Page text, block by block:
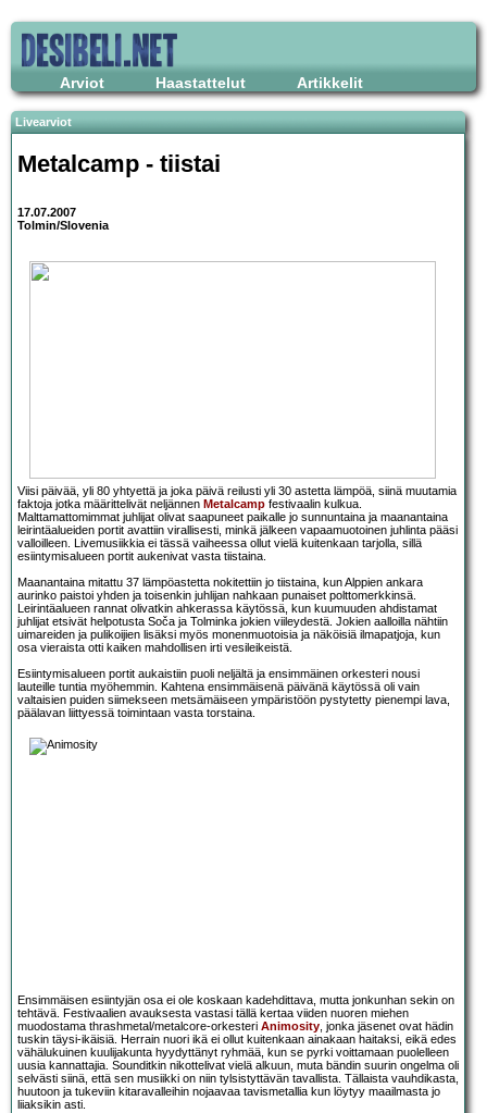
Arviot Haastattelut Artikkelit
Livearviot
Metalcamp - tiistai
17.07.2007
Tolmin/Slovenia
Viisi päivää, yli 80 yhtyettä ja joka päivä reilusti yli 30 astetta lämpöä, siinä muutamia
faktoja jotka määrittelivät neljännen Metalcamp festivaalin kulkua.
Malttamattomimmat juhlijat olivat saapuneet paikalle jo sunnuntaina ja maanantaina
leirintäalueiden portit avattiin virallisesti, minkä jälkeen vapaamuotoinen juhlinta pääsi
valloilleen. Livemusiikkia ei tässä vaiheessa ollut vielä kuitenkaan tarjolla, sillä
esiintymisalueen portit aukenivat vasta tiistaina.
Maanantaina mitattu 37 lämpöastetta nokitettiin jo tiistaina, kun Alppien ankara
aurinko paistoi yhden ja toisenkin juhlijan nahkaan punaiset polttomerkkinsä.
Leirintäalueen rannat olivatkin ahkerassa käytössä, kun kuumuuden ahdistamat
juhlijat etsivät helpotusta Soča ja Tolminka jokien viileydestä. Jokien aalloilla nähtiin
uimareiden ja pulikoijien lisäksi myös monenmuotoisia ja näköisiä ilmapatjoja, kun
osa vieraista otti kaiken mahdollisen irti vesileikeistä.
Esiintymisalueen portit aukaistiin puoli neljältä ja ensimmäinen orkesteri nousi
lauteille tuntia myöhemmin. Kahtena ensimmäisenä päivänä käytössä oli vain
valtaisien puiden siimekseen metsämäiseen ympäristöön pystytetty pienempi lava,
päälavan liittyessä toimintaan vasta torstaina.
Ensimmäisen esiintyjän osa ei ole koskaan kadehdittava, mutta jonkunhan sekin on
tehtävä. Festivaalien avauksesta vastasi tällä kertaa viiden nuoren miehen
muodostama thrashmetal/metalcore-orkesteri Animosity, jonka jäsenet ovat hädin
tuskin täysi-ikäisiä. Herrain nuori ikä ei ollut kuitenkaan ainakaan haitaksi, eikä edes
vähälukuinen kuulijakunta hyydyttänyt ryhmää, kun se pyrki voittamaan puolelleen
uusia kannattajia. Sounditkin nikottelivat vielä alkuun, muta bändin suurin ongelma oli
selvästi siinä, että sen musiikki on niin tylsistyttävän tavallista. Tällaista vauhdikasta,
huutoon ja tukeviin kitaravalleihin nojaavaa tavismetallia kun löytyy maailmasta jo
liiaksikin asti.